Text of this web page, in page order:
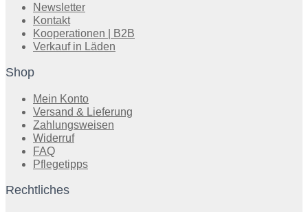
Newsletter
Kontakt
Kooperationen | B2B
Verkauf in Läden
Shop
Mein Konto
Versand & Lieferung
Zahlungsweisen
Widerruf
FAQ
Pflegetipps
Rechtliches